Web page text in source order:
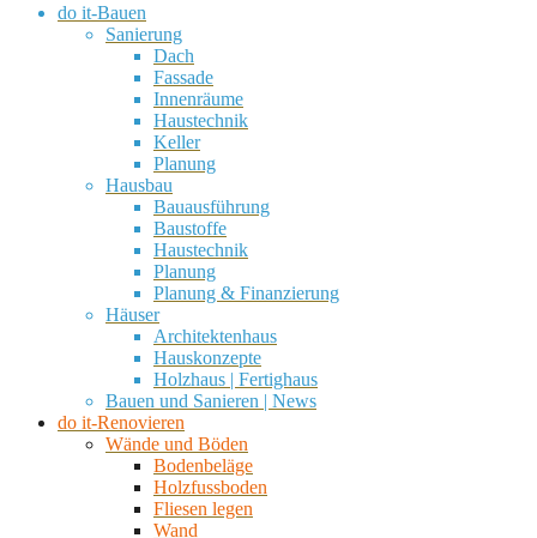
do it-Bauen
Sanierung
Dach
Fassade
Innenräume
Haustechnik
Keller
Planung
Hausbau
Bauausführung
Baustoffe
Haustechnik
Planung
Planung & Finanzierung
Häuser
Architektenhaus
Hauskonzepte
Holzhaus | Fertighaus
Bauen und Sanieren | News
do it-Renovieren
Wände und Böden
Bodenbeläge
Holzfussboden
Fliesen legen
Wand